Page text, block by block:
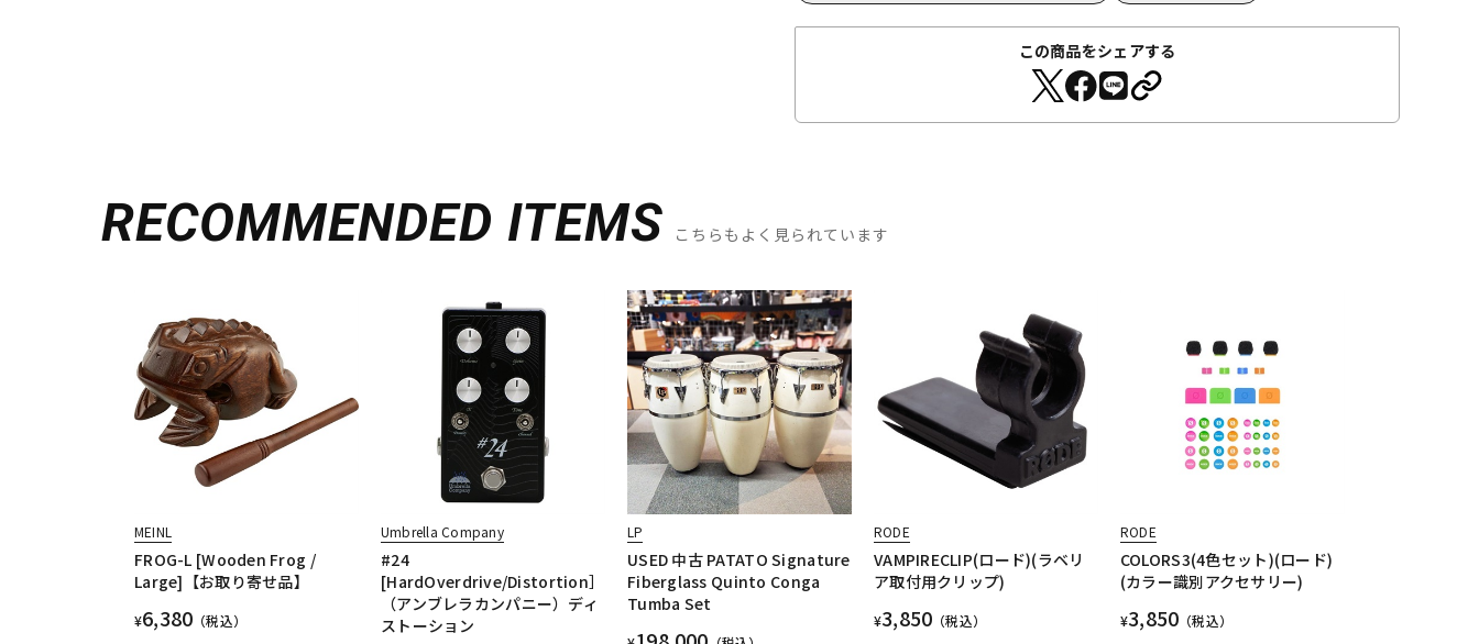
この商品をシェアする
RECOMMENDED ITEMS こちらもよく見られています
MEINL
FROG-L [Wooden Frog /
Large]【お取り寄せ品】
¥6,380 （税込）
Umbrella Company
#24
[HardOverdrive/Distortion］
（アンブレラカンパニー）ディ
ストーション
LP
USED 中古 PATATO Signature
Fiberglass Quinto Conga
Tumba Set
RODE
VAMPIRECLIP(ロード)(ラベリ
ア取付用クリップ)
¥3,850 （税込）
RODE
COLORS3(4色セット)(ロード)
(カラー識別アクセサリー)
¥3,850 （税込）